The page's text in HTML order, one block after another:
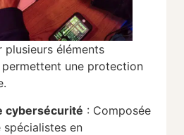
plusieurs éléments
une protection
cybersécurité : Composée
spécialistes en